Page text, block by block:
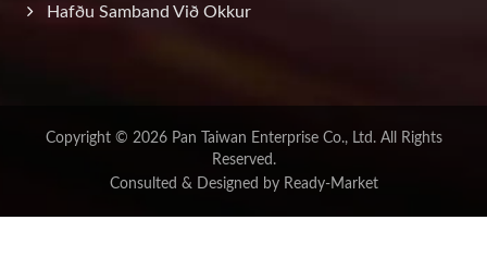
Hafðu Samband Við Okkur
Copyright © 2026 Pan Taiwan Enterprise Co., Ltd.All Rights
Reserved.
Consulted & Designed by Ready-Market